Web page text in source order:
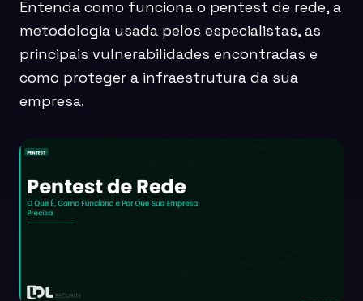
Entenda como funciona o pentest de rede, a
metodologia usada pelos especialistas, as
principais vulnerabilidades encontradas e
como proteger a infraestrutura da sua
empresa.